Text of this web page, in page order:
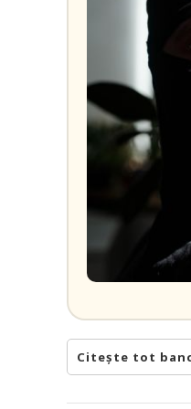
Citește tot